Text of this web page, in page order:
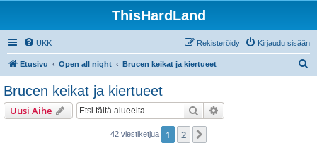
ThisHardLand
UKK Kirjaudu sisään
Rekisteröidy
Etusivu Open all night Brucen keikat ja kiertueet
Brucen keikat ja kiertueet
Uusi Aihe Etsi
42 viestiketjua 1 2